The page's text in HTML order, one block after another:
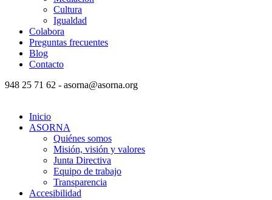
Cultura
Igualdad
Colabora
Preguntas frecuentes
Blog
Contacto
948 25 71 62 - asorna@asorna.org
Inicio
ASORNA
Quiénes somos
Misión, visión y valores
Junta Directiva
Equipo de trabajo
Transparencia
Accesibilidad